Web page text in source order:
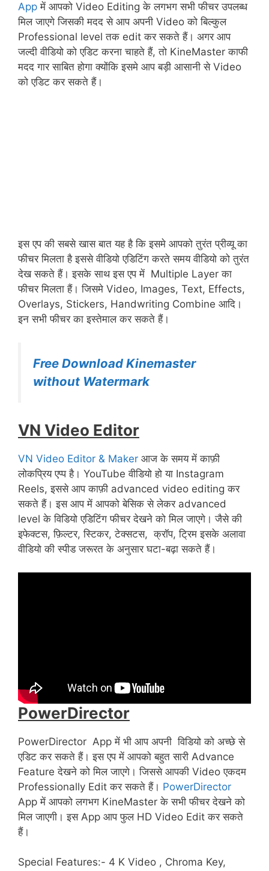
App में आपको Video Editing के लगभग सभी फीचर उपलब्ध
मिल जाएगे जिसकी मदद से आप अपनी Video को बिल्कुल
Professional level तक edit कर सकते हैं। अगर आप
जल्दी वीडियो को एडिट करना चाहते हैं, तो KineMaster काफी
मदद गार साबित होगा क्योंकि इसमे आप बड़ी आसानी से Video
को एडिट कर सकते हैं।
इस एप की सबसे खास बात यह है कि इसमे आपको तुरंत प्रीव्यू का
फीचर मिलता है इससे वीडियो एडिटिंग करते समय वीडियो को तुरंत
देख सकते हैं। इसके साथ इस एप में Multiple Layer का
फीचर मिलता हैं। जिसमे Video, Images, Text, Effects,
Overlays, Stickers, Handwriting Combine आदि।
इन सभी फीचर का इस्तेमाल कर सकते हैं।
Free Download Kinemaster
without Watermark
VN Video Editor
VN Video Editor & Maker आज के समय में काफ़ी
लोकप्रिय एप्प है। YouTube वीडियो हो या Instagram
Reels, इससे आप काफ़ी advanced video editing कर
सकते हैं। इस आप में आपको बेसिक से लेकर advanced
level के विडियो एडिटिंग फीचर देखने को मिल जाएगे। जैसे की
इफेक्टस, फ़िल्टर, स्टिकर, टेक्सटस, क्रॉप, ट्रिम इसके अलावा
वीडियो की स्पीड जरूरत के अनुसार घटा-बढ़ा सकते हैं।
PowerDirector
PowerDirector App में भी आप अपनी विडियो को अच्छे से
एडिट कर सकते हैं। इस एप में आपको बहुत सारी Advance
Feature देखने को मिल जाएगे। जिससे आपकी Video एकदम
Professionally Edit कर सकते हैं। PowerDirector
App में आपको लगभग KineMaster के सभी फीचर देखने को
मिल जाएगी। इस App आप फुल HD Video Edit कर सकते
हैं।
Special Features:- 4 K Video , Chroma Key,